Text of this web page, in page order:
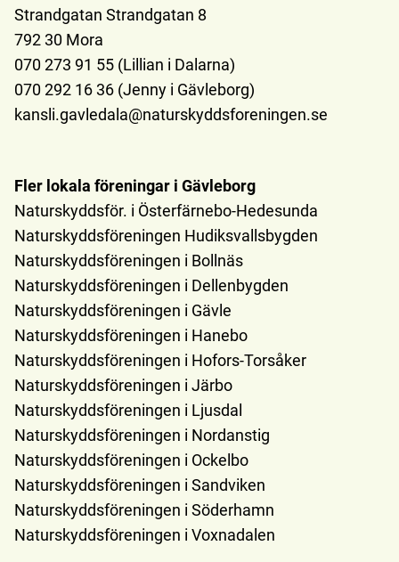
Strandgatan Strandgatan 8
792 30 Mora
070 273 91 55 (Lillian i Dalarna)
070 292 16 36 (Jenny i Gävleborg)
kansli.gavledala@naturskyddsforeningen.se
Fler lokala föreningar i Gävleborg
Naturskyddsför. i Österfärnebo-Hedesunda
Naturskyddsföreningen Hudiksvallsbygden
Naturskyddsföreningen i Bollnäs
Naturskyddsföreningen i Dellenbygden
Naturskyddsföreningen i Gävle
Naturskyddsföreningen i Hanebo
Naturskyddsföreningen i Hofors-Torsåker
Naturskyddsföreningen i Järbo
Naturskyddsföreningen i Ljusdal
Naturskyddsföreningen i Nordanstig
Naturskyddsföreningen i Ockelbo
Naturskyddsföreningen i Sandviken
Naturskyddsföreningen i Söderhamn
Naturskyddsföreningen i Voxnadalen